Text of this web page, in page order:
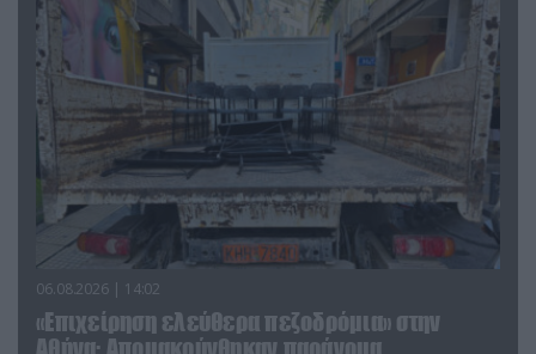
06.08.2026 | 14:02
«Επιχείρηση ελεύθερα πεζοδρόμια» στην
Αθήνα: Απομακρύνθηκαν παράνομα